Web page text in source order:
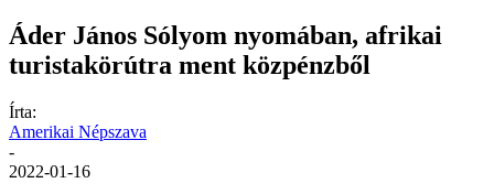
Áder János Sólyom nyomában, afrikai
turistakörútra ment közpénzből
Írta:
Amerikai Népszava
-
2022-01-16